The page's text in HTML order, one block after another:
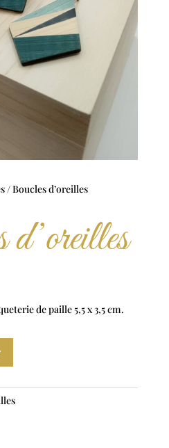
/ Boucles d’oreilles
de paille 5,5 x 3,5 cm.